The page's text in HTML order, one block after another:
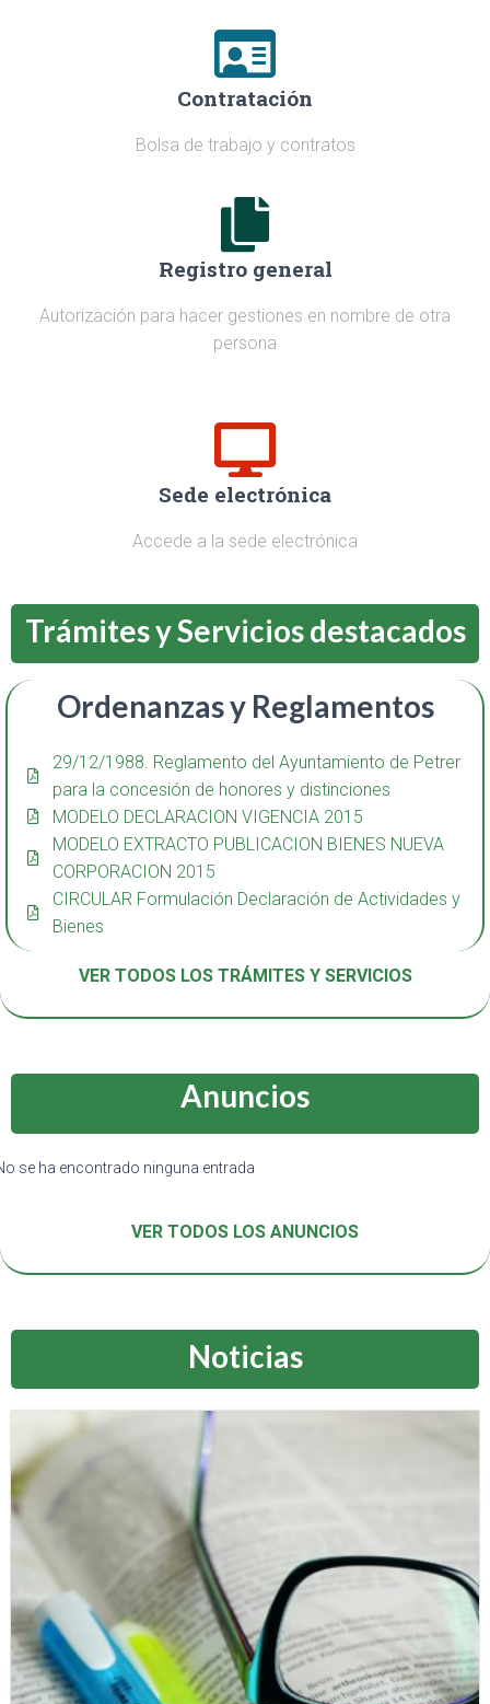
Contratación
Bolsa de trabajo y contratos
Registro general
Autorización para hacer gestiones en nombre de otra
persona
Sede electrónica
Accede a la sede electrónica
Trámites y Servicios destacados
Ordenanzas y Reglamentos
29/12/1988. Reglamento del Ayuntamiento de Petrer
para la concesión de honores y distinciones
MODELO DECLARACION VIGENCIA 2015
MODELO EXTRACTO PUBLICACION BIENES NUEVA
CORPORACION 2015
CIRCULAR Formulación Declaración de Actividades y
Bienes
VER TODOS LOS TRÁMITES Y SERVICIOS
Anuncios
se ha encontrado ninguna entrada
VER TODOS LOS ANUNCIOS
Noticias